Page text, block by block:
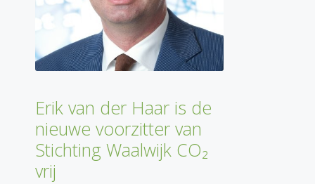
Erik van der Haar is de
nieuwe voorzitter van
Stichting Waalwijk CO₂
vrij